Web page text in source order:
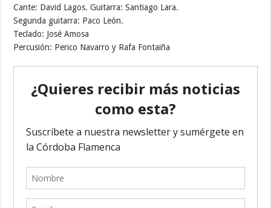
Cante: David Lagos. Guitarra: Santiago Lara.
Segunda guitarra: Paco León.
Teclado: José Amosa
Percusión: Perico Navarro y Rafa Fontaiña